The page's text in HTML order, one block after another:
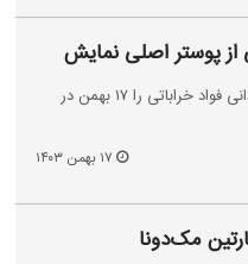
از پوستر اصلی نمایش
آزیتا حاحیان نمایش «غرب غمگین» نوشته‌ی مارتین مک‌دونا به کارگردانی فواد خراباتی را ۱۷ بهمن در
مک‌دونا